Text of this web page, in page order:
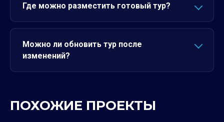
Где можно разместить готовый тур?
Можно ли обновить тур после
изменений?
ПОХОЖИЕ ПРОЕКТЫ